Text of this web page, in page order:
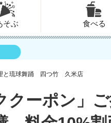
そぶ 食べる
と琉球舞踊 四つ竹 久米店
クーポン」